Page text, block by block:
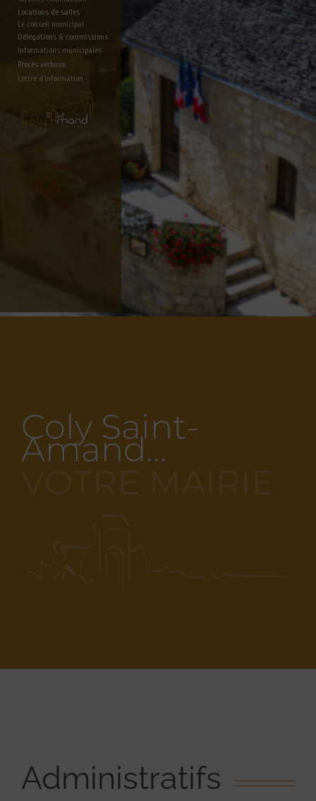
Locations de salles
Le conseil municipal
Délégations & commissions
Informations municipales
Lettre d'information
Procès verbaux
Coly Saint-
Amand…
Administratifs